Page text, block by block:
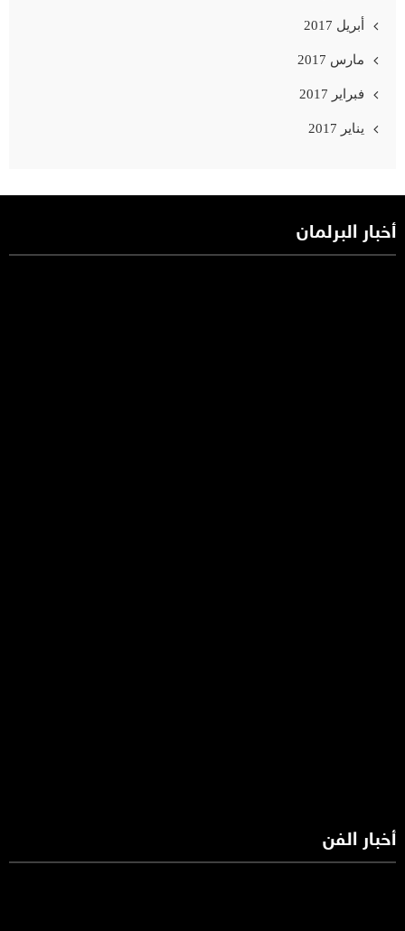
أبريل 2017
مارس 2017
فبراير 2017
يناير 2017
أخبار البرلمان
أخبار الفن